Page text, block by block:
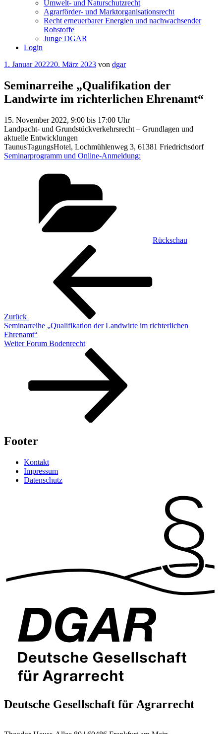
Umwelt- und Naturschutzrecht
Agrarförder- und Marktorganisationsrecht
Recht erneuerbarer Energien und nachwachsender
Rohstoffe
Junge DGAR
Login
Veröffentlicht
1. Januar 202220. März 2023 von dgar
Seminarreihe „Qualifikation der
Landwirte im richterlichen Ehrenamt“
15. November 2022, 9:00 bis 17:00 Uhr
Landpacht- und Grundstückverkehrsrecht – Grundlagen und
aktuelle Entwicklungen
TaunusTagungsHotel, Lochmühlenweg 3, 61381 Friedrichsdorf
Seminarprogramm und Online-Anmeldung:
Rückschau
Beitragsnavigation
Zurück
Seminarreihe „Qualifikation der Landwirte im richterlichen
Ehrenamt“
Nächster
Weiter Forum Bodenrecht
Footer
Kontakt
Impressum
Datenschutz
Deutsche Gesellschaft für Agrarrecht